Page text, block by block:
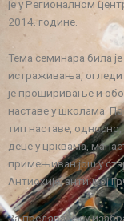
је у Регионалном
2014. године.
Тема семинара
истраживања, огледи
је проширивање и
наставе у школама.
тип наставе,
деце у црквама,
примењиван још у
Антиохије, античкој
За предаваче су